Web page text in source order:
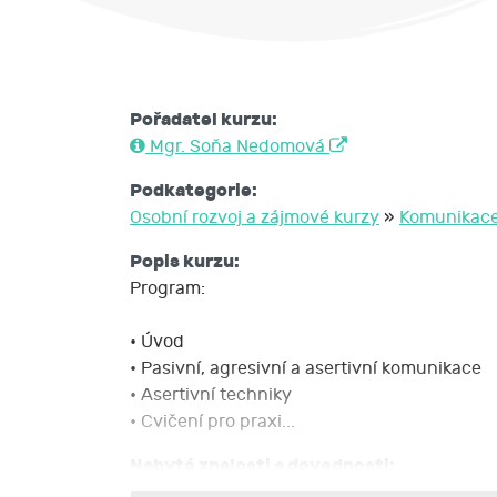
Pořadatel kurzu:
Mgr. Soňa Nedomová
Podkategorie:
Osobní rozvoj a zájmové kurzy »
Popis kurzu:
Program:
• Úvod
• Pasivní, agresivní a asertivní komunikace
• Asertivní techniky
• Cvičení pro praxi...